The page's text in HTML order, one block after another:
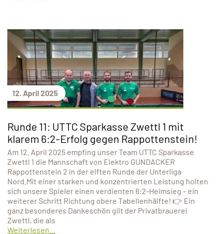
12. April 2025
Runde 11: UTTC Sparkasse Zwettl 1 mit
klarem 6:2-Erfolg gegen Rappottenstein!
Am 12. April 2025 empfing unser Team UTTC Sparkasse
Zwettl 1 die Mannschaft von Elektro GUNDACKER
Rappottenstein 2 in der elften Runde der Unterliga
Nord.Mit einer starken und konzentrierten Leistung holten
sich unsere Spieler einen verdienten 6:2-Heimsieg – ein
weiterer Schritt Richtung obere Tabellenhälfte! 👉 Ein
ganz besonderes Dankeschön gilt der Privatbrauerei
Zwettl, die als
Weiterlesen...